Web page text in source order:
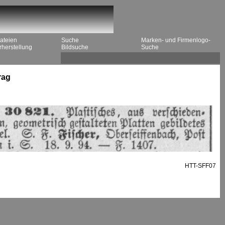
Suche
Bildsuche
Marken- und Firmenlogo-
Suche
HTT-SFF07